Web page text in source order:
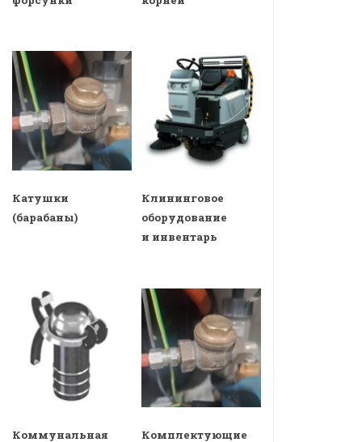
Катушки
(барабаны)
Клининговое
оборудование
и инвентарь
Коммунальная
Комплектующие